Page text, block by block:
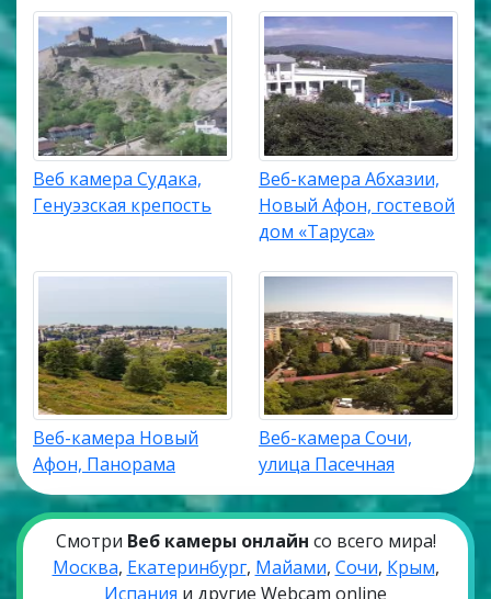
Веб камера Судака,
Генуэзская крепость
Веб-камера Абхазии,
Новый Афон, гостевой
дом «Таруса»
Веб-камера Новый
Афон, Панорама
Веб-камера Сочи,
улица Пасечная
Смотри Веб камеры онлайн со всего мира!
Москва, Екатеринбург, Майами, Сочи, Крым,
Испания и другие Webcam online